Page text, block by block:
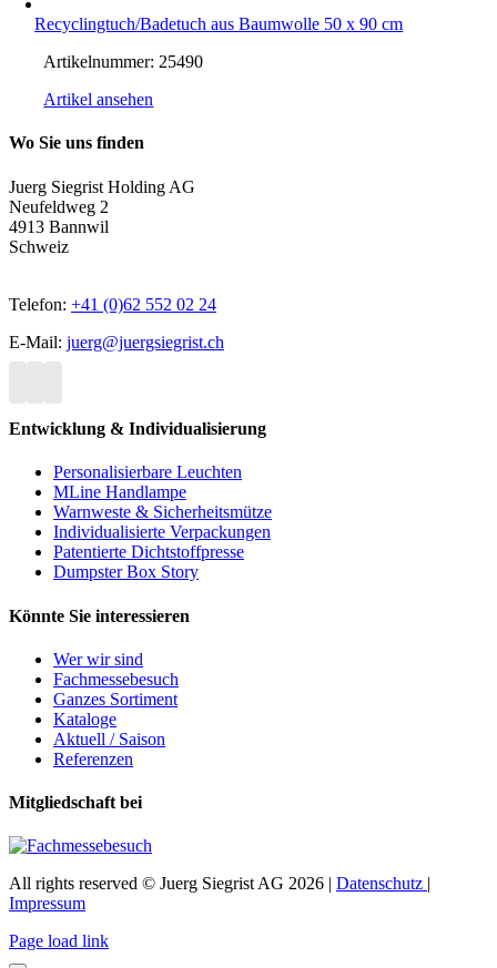
Recyclingtuch/Badetuch aus Baumwolle 50 x 90 cm
Artikelnummer: 25490
Artikel ansehen
Wo Sie uns finden
Juerg Siegrist Holding AG
Neufeldweg 2
4913 Bannwil
Schweiz
Telefon: +41 (0)62 552 02 24
E-Mail: juerg@juergsiegrist.ch
Entwicklung & Individualisierung
Personalisierbare Leuchten
MLine Handlampe
Warnweste & Sicherheitsmütze
Individualisierte Verpackungen
Patentierte Dichtstoffpresse
Dumpster Box Story
Könnte Sie interessieren
Wer wir sind
Fachmessebesuch
Ganzes Sortiment
Kataloge
Aktuell / Saison
Referenzen
Mitgliedschaft bei
All rights reserved © Juerg Siegrist AG 2026 | Datenschutz |
Impressum
Page load link